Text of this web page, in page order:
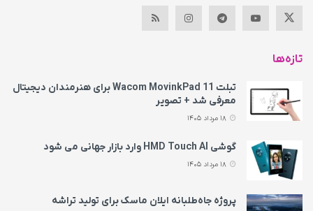
تازه‌ها
تبلت Wacom MovinkPad 11 برای هنرمندان دیجیتال
معرفی شد + تصویر
گوشی HMD Touch AI وارد بازار جهانی می‌ شود
پروژه جاه‌طلبانه ایلان ماسک برای تولید تراشه